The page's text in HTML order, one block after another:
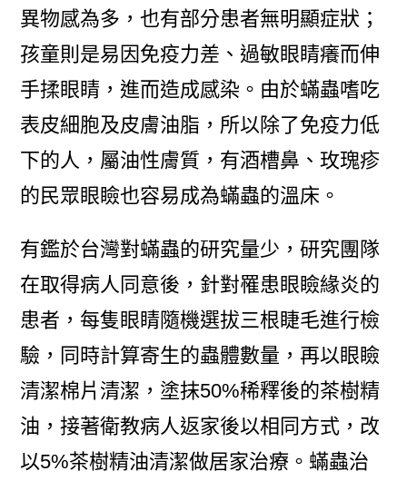
異物感為多，也有部分患者無明顯症狀；
孩童則是易因免疫力差、過敏眼睛癢而伸
手揉眼睛，進而造成感染。由於蟎蟲嗜吃
表皮細胞及皮膚油脂，所以除了免疫力低
下的人，屬油性膚質，有酒槽鼻、玫瑰疹
的民眾眼瞼也容易成為蟎蟲的溫床。
有鑑於台灣對蟎蟲的研究量少，研究團隊
在取得病人同意後，針對罹患眼瞼緣炎的
患者，每隻眼睛隨機選拔三根睫毛進行檢
驗，同時計算寄生的蟲體數量，再以眼瞼
清潔棉片清潔，塗抹50%稀釋後的茶樹精
油，接著衛教病人返家後以相同方式，改
以5%茶樹精油清潔做居家治療。蟎蟲治